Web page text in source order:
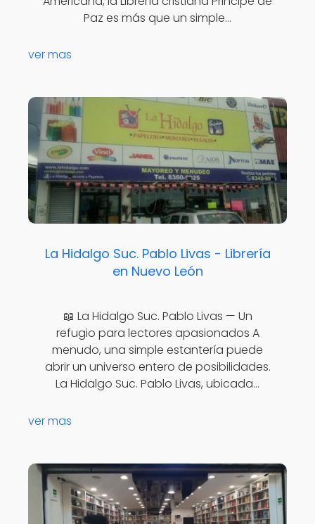
Paz es más que un simple…
ver mas
La Hidalgo Suc. Pablo Livas - Librería
en Nuevo León
📖 La Hidalgo Suc. Pablo Livas — Un
refugio para lectores apasionados A
menudo, una simple estantería puede
abrir un universo entero de posibilidades.
La Hidalgo Suc. Pablo Livas, ubicada…
ver mas